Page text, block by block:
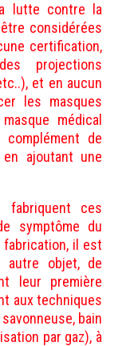
lutte contre la
considérées
certification,
projections
et en aucun
les masques
médical
complément de
ajoutant une
fabriquent ces
symptôme du
il est
autre objet, de
leur première
aux techniques
bain
par gaz), à